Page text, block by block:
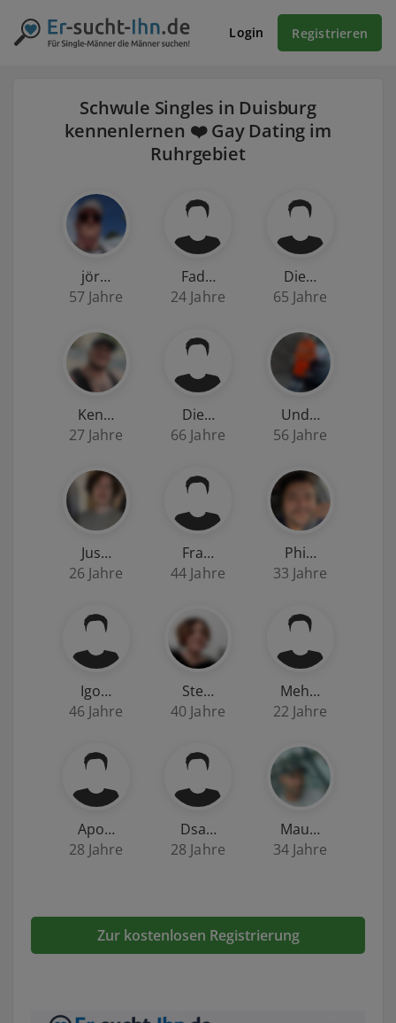
Login Registrieren
Schwule Singles in Duisburg
kennenlernen ❤️ Gay Dating im
Ruhrgebiet
jör…
57 Jahre
Fad…
24 Jahre
Die…
65 Jahre
Ken…
27 Jahre
Die…
66 Jahre
Und…
56 Jahre
Jus…
26 Jahre
Fra…
44 Jahre
Phi…
33 Jahre
Igo…
46 Jahre
Ste…
40 Jahre
Meh…
22 Jahre
Apo…
28 Jahre
Dsa…
28 Jahre
Mau…
34 Jahre
Zur kostenlosen Registrierung